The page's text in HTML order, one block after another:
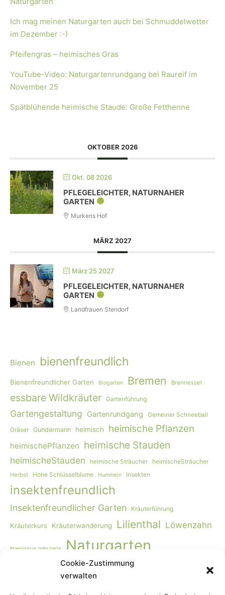
Cookie-Zustimmung
verwalten
Ich mag meinen Naturgarten auch bei Schmuddelwetter
im Dezember :-)
Pfeifengras – heimisches Gras
YouTube-Video: Naturgartenrundgang bei Raureif im
November 25
Spätblühende heimische Staude: Große Fetthenne
OKTOBER 2026
Okt. 08 2026
PFLEGELEICHTER, NATURNAHER
GARTEN
Murkens Hof
MÄRZ 2027
März 25 2027
PFLEGELEICHTER, NATURNAHER
GARTEN
Landfrauen Stendorf
Bienen bienenfreundlich
Bienenfreundlicher Garten Biogarten Bremen Brennessel
essbare Wildkräuter Gartenführung
Gartengestaltung Gartenrundgang
Gemeiner Schneeball
Gräser Gundermann heimisch heimische Pflanzen
heimischePflanzen heimische Stauden
heimischeStauden heimische Sträucher heimischeSträucher
Herbst Hohe Schlüsselblume Hummeln Insekten
insektenfreundlich
Insektenfreundlicher Garten Kräuterführung
Kräuterkurs Kräuterwanderung Lilienthal Löwenzahn
Narcissus lobularis Naturgarten
Naturgartengestaltung naturnaher Garten
Schmetterlinge Smoothie
Vögel Wildbienen